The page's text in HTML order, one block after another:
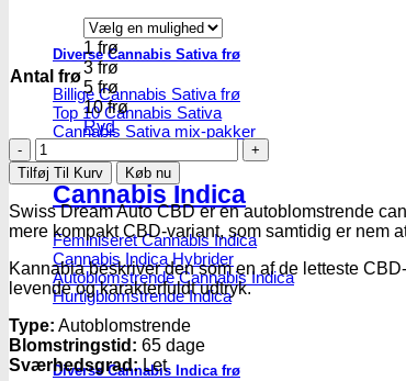
Diverse Cannabis Sativa frø
Billige Cannabis Sativa frø
Top 10 Cannabis Sativa
Cannabis Sativa mix-pakker
Cannabis Indica
Feminiseret Cannabis Indica
Cannabis Indica Hybrider
Autoblomstrende Cannabis Indica
Hurtigblomstrende Indica
Diverse Cannabis Indica frø
Antal frø
1 frø
3 frø
5 frø
10 frø
Ryd
Swiss
Dream
CBD
|
Autoblomstrende
CBD
skunkfrø
-
Kannabia
Seeds
antal
Tilføj Til Kurv Køb nu
Swiss Dream Auto CBD er en autoblomstrende
mere kompakt CBD-variant, som samtidig er nem
Kannabia beskriver den som en af de letteste
levende og karakterfuldt udtryk.
Type: Autoblomstrende
Blomstringstid: 65 dage
Sværhedsgrad:Let